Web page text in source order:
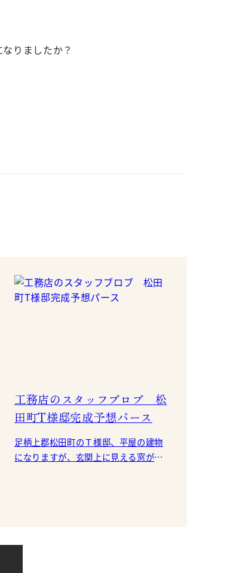
りましたか？
工務店のスタッフブロブ 松
田町T様邸完成予想パース
足柄上郡松田町のＴ様邸、平屋の建物
になりますが、玄関上に見える窓があ